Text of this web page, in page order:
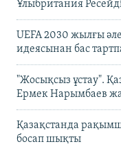
Ұлыбритания
UEFA 2030 жылғы
идеясынан бас
"Жосықсыз ұстау".
Ермек Нарымбаев
Қазақстанда
босап шықты